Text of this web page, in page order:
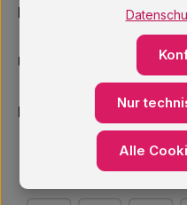
Informationen
Unsere Services
Newsletter
Nur
Alle